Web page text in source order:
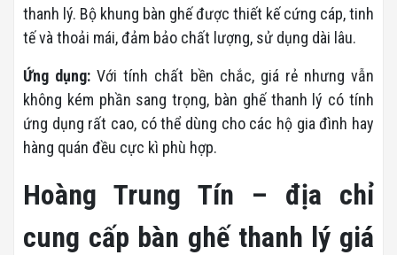
thanh lý. Bộ khung bàn ghế được thiết kế cứng cáp, tinh
tế và thoải mái, đảm bảo chất lượng, sử dụng dài lâu.
Ứng dụng: Với tính chất bền chắc, giá rẻ nhưng vẫn
không kém phần sang trọng, bàn ghế thanh lý có tính
ứng dụng rất cao, có thể dùng cho các hộ gia đình hay
hàng quán đều cực kì phù hợp.
Hoàng Trung Tín – địa chỉ
cung cấp bàn ghế thanh lý giá